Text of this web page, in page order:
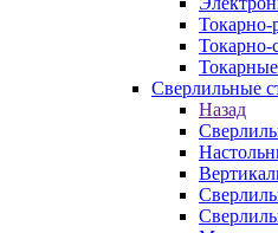
Токарно-
Токарно-
Сверлильные
Назад